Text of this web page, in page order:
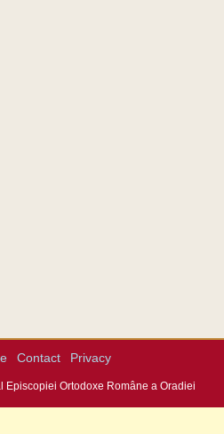
Contact Privacy
Episcopiei Ortodoxe Române a Oradiei